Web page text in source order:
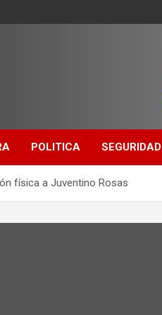
POLITICA SEGURIDAD
física a Juventino Rosas